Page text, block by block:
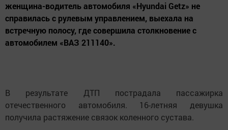
женщина-водитель автомобиля «Hyundai Getz» не
справилась с рулевым управлением, выехала на
встречную полосу, где совершила столкновение с
автомобилем «ВАЗ 211140».
В результате ДТП пострадала пассажирка
отечественного автомобиля. 16-летняя девушка
получила растяжение связок коленного сустава.